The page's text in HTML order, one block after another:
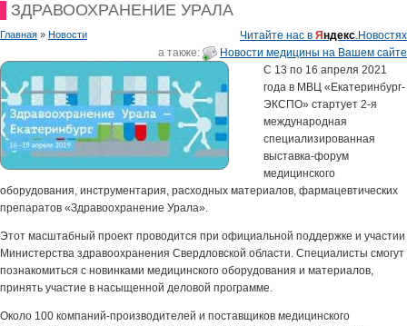
ЗДРАВООХРАНЕНИЕ УРАЛА
Читайте нас в Я ндекс.Новостях
а также:
Новости медицины на Вашем сайте
Главная » Новости
С 13 по 16 апреля 2021
года в МВЦ «Екатеринбург-
ЭКСПО» стартует 2-я
международная
специализированная
выставка-форум
медицинского
оборудования, инструментария, расходных материалов, фармацевтических
препаратов «Здравоохранение Урала».
Этот масштабный проект проводится при официальной поддержке и участии
Министерства здравоохранения Свердловской области. Специалисты смогут
познакомиться с новинками медицинского оборудования и материалов,
принять участие в насыщенной деловой программе.
Около 100 компаний-производителей и поставщиков медицинского